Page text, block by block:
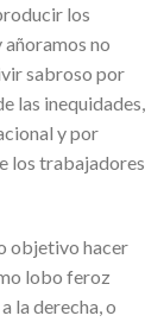
los
no
sabroso por
las inequidades,
y por
los trabajadores
objetivo hacer
lobo feroz
la derecha, o